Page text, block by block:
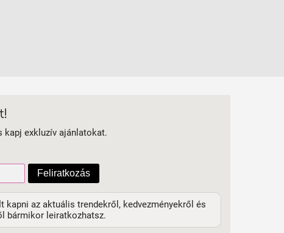
kapj exkluzív ajánlatokat.
Feliratkozás
kapni az aktuális trendekről, kedvezményekről és
bármikor leiratkozhatsz.